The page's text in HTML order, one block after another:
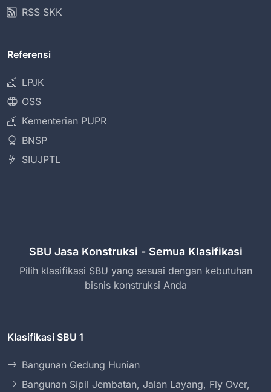
RSS SKK
Referensi
LPJK
OSS
Kementerian PUPR
BNSP
SIUJPTL
SBU Jasa Konstruksi - Semua Klasifikasi
Pilih klasifikasi SBU yang sesuai dengan kebutuhan
bisnis konstruksi Anda
Klasifikasi SBU 1
Bangunan Gedung Hunian
Bangunan Sipil Jembatan, Jalan Layang, Fly Over,